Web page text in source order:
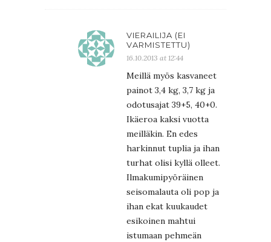
VIERAILIJA (EI
VARMISTETTU)
16.10.2013 at 12:44
Meillä myös kasvaneet
painot 3,4 kg, 3,7 kg ja
odotusajat 39+5, 40+0.
Ikäeroa kaksi vuotta
meilläkin. En edes
harkinnut tuplia ja ihan
turhat olisi kyllä olleet.
Ilmakumipyöräinen
seisomalauta oli pop ja
ihan ekat kuukaudet
esikoinen mahtui
istumaan pehmeän